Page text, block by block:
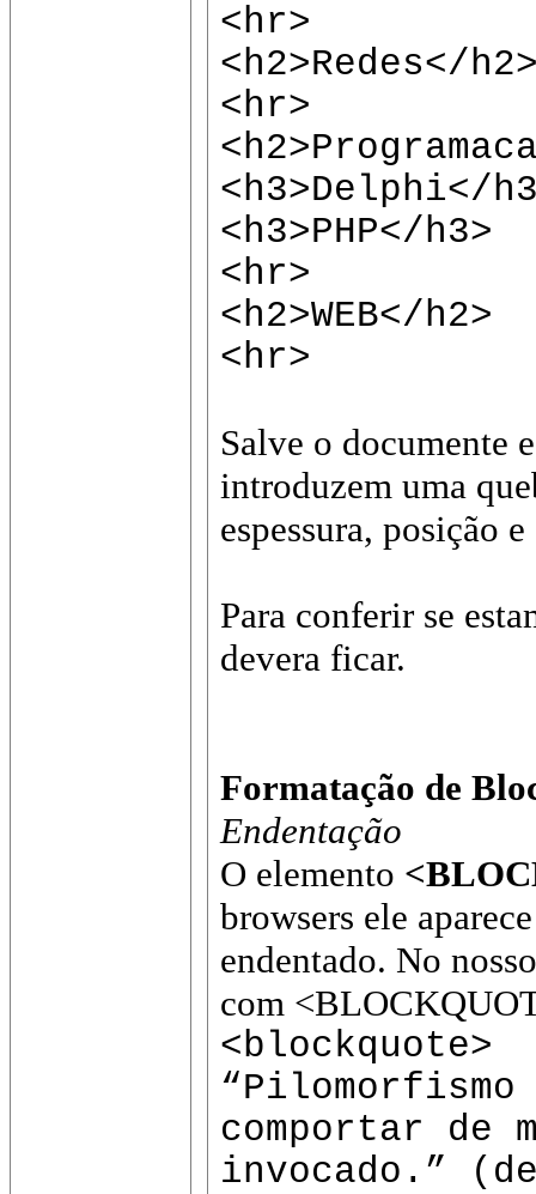
<hr>
<h2>Redes</
<hr>
<h3>Delphi</
<h3>PHP</h3>
<hr>
<h2>WEB</h2>
<hr>
Salve o documente
introduzem uma
espessura, posição
Para conferir se
devera ficar.
Formatação de
Endentação
O elemento
browsers ele
endentado. No
com
<blockquote>
“Pilomorfismo
comportar de
invocado.”